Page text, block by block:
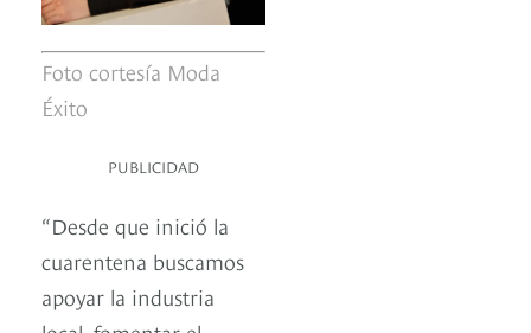
Foto cortesía Moda
Éxito
PUBLICIDAD
“Desde que inició la
cuarentena buscamos
apoyar la industria